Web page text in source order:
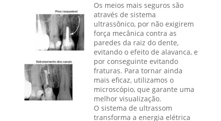
Os meios mais seguros são
através de sistema
ultrassônico, por não exigirem
força mecânica contra as
paredes da raiz do dente,
evitando o efeito de alavanca, e
por conseguinte evitando
fraturas. Para tornar ainda
mais eficaz, utilizamos o
microscópio, que garante uma
melhor visualização.
O sistema de ultrassom
transforma a energia elétrica